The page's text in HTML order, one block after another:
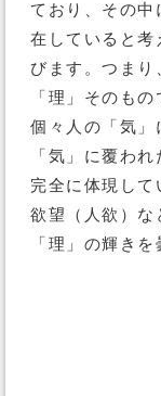
ており、その中
在していると考
びます。つまり
「理」そのも
個々人の「気」
「気」に覆わ
完全に体現して
欲望（人欲）な
「理」の輝き